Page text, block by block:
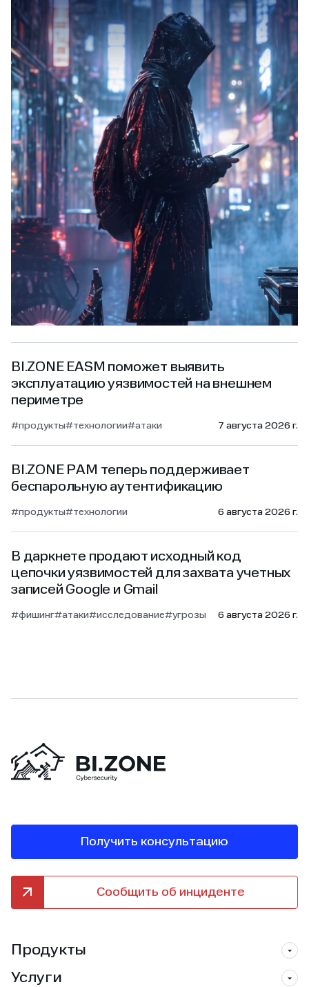
BI.ZONE EASM поможет выявить
эксплуатацию уязвимостей на внешнем
периметре
#продукты#технологии#атаки 7 августа 2026 г.
BI.ZONE PAM теперь поддерживает
беспарольную аутентификацию
#продукты#технологии 6 августа 2026 г.
В даркнете продают исходный код
цепочки уязвимостей для захвата учетных
записей Google и Gmail
#фишинг#атаки#исследование#угрозы 6 августа 2026 г.
Получить консультацию
Сообщить об инциденте
Продукты
Услуги